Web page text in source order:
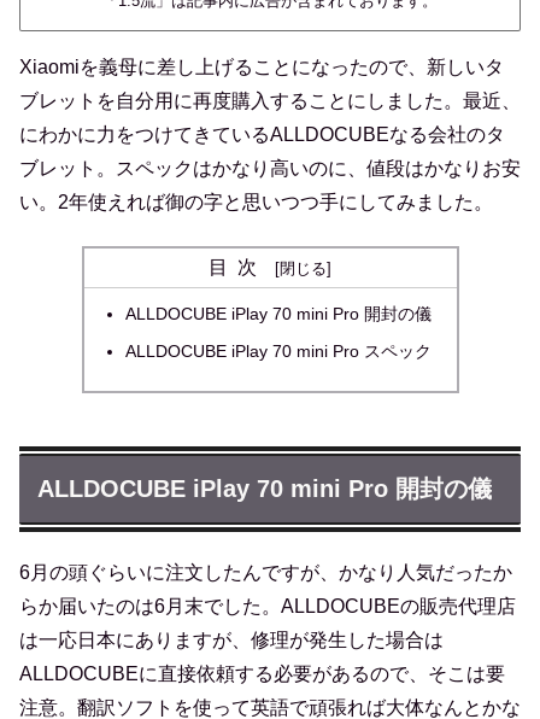
Xiaomiを義母に差し上げることになったので、新しいタ
ブレットを自分用に再度購入することにしました。最近、
にわかに力をつけてきているALLDOCUBEなる会社のタ
ブレット。スペックはかなり高いのに、値段はかなりお安
い。2年使えれば御の字と思いつつ手にしてみました。
目次
ALLDOCUBE iPlay 70 mini Pro 開封の儀
ALLDOCUBE iPlay 70 mini Pro スペック
ALLDOCUBE iPlay 70 mini Pro 開封の儀
6月の頭ぐらいに注文したんですが、かなり人気だったか
らか届いたのは6月末でした。ALLDOCUBEの販売代理店
は一応日本にありますが、修理が発生した場合は
ALLDOCUBEに直接依頼する必要があるので、そこは要
注意。翻訳ソフトを使って英語で頑張れば大体なんとかな